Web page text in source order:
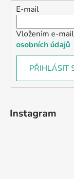
E-mail
Vložením e-
osobních údajů
PŘIHLÁSIT
Instagram